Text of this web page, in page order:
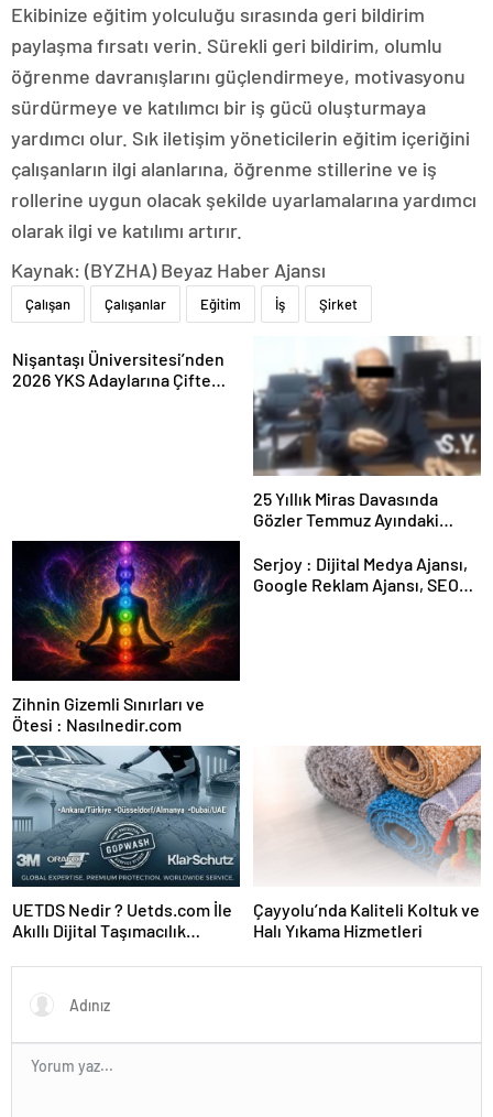
Ekibinize eğitim yolculuğu sırasında geri bildirim
paylaşma fırsatı verin. Sürekli geri bildirim, olumlu
öğrenme davranışlarını güçlendirmeye, motivasyonu
sürdürmeye ve katılımcı bir iş gücü oluşturmaya
yardımcı olur. Sık iletişim yöneticilerin eğitim içeriğini
çalışanların ilgi alanlarına, öğrenme stillerine ve iş
rollerine uygun olacak şekilde uyarlamalarına yardımcı
olarak ilgi ve katılımı artırır.
Kaynak: (BYZHA) Beyaz Haber Ajansı
Çalışan Çalışanlar Eğitim İş Şirket
Nişantaşı Üniversitesi’nden
2026 YKS Adaylarına Çifte
25 Yıllık Miras Davasında
Gözler Temmuz Ayındaki
Zihnin Gizemli Sınırları ve
Ötesi : Nasılnedir.com
Serjoy : Dijital Medya Ajansı,
Google Reklam Ajansı, SEO
UETDS Nedir ? Uetds.com İle
Akıllı Dijital Taşımacılık
Çayyolu’nda Kaliteli Koltuk ve
Halı Yıkama Hizmetleri